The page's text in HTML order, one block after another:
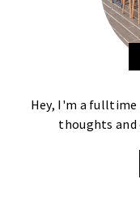
Hey, I'm a
thoughts and